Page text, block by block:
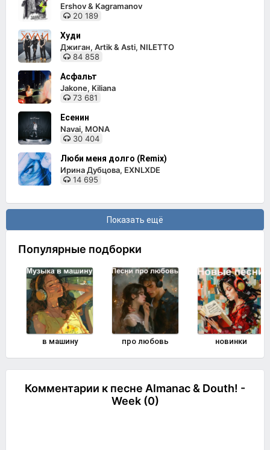
Ershov & Kagramanov
20 189
Худи
Джиган, Artik & Asti, NILETTO
84 858
Асфальт
Jakone, Kiliana
73 681
Есенин
Navai, MONA
30 404
Люби меня долго (Remix)
Ирина Дубцова, EXNLXDE
14 695
Показать ещё
Популярные подборки
в машину про любовь новинки
Комментарии к песне Almanac & Douth! -
Week (0)